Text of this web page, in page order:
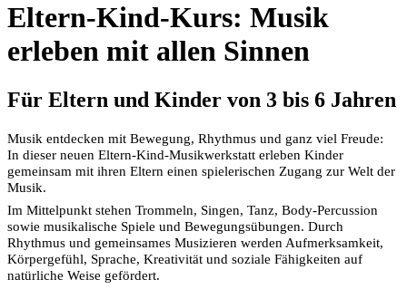
Eltern-Kind-Kurs: Musik
erleben mit allen Sinnen
Für Eltern und Kinder von 3 bis 6 Jahren
Musik entdecken mit Bewegung, Rhythmus und ganz viel Freude:
In dieser neuen Eltern-Kind-Musikwerkstatt erleben Kinder
gemeinsam mit ihren Eltern einen spielerischen Zugang zur Welt der
Musik.
Im Mittelpunkt stehen Trommeln, Singen, Tanz, Body-Percussion
sowie musikalische Spiele und Bewegungsübungen. Durch
Rhythmus und gemeinsames Musizieren werden Aufmerksamkeit,
Körpergefühl, Sprache, Kreativität und soziale Fähigkeiten auf
natürliche Weise gefördert.